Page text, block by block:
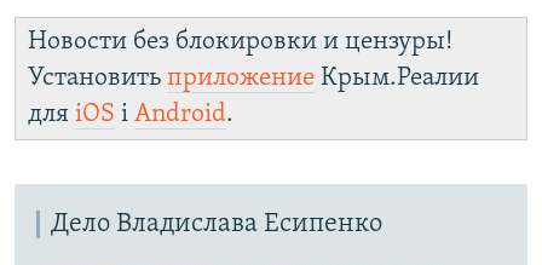
Новости без блокировки и цензуры!
Установить приложение Крым.Реалии
для iOS і Android.
Дело Владислава Есипенко